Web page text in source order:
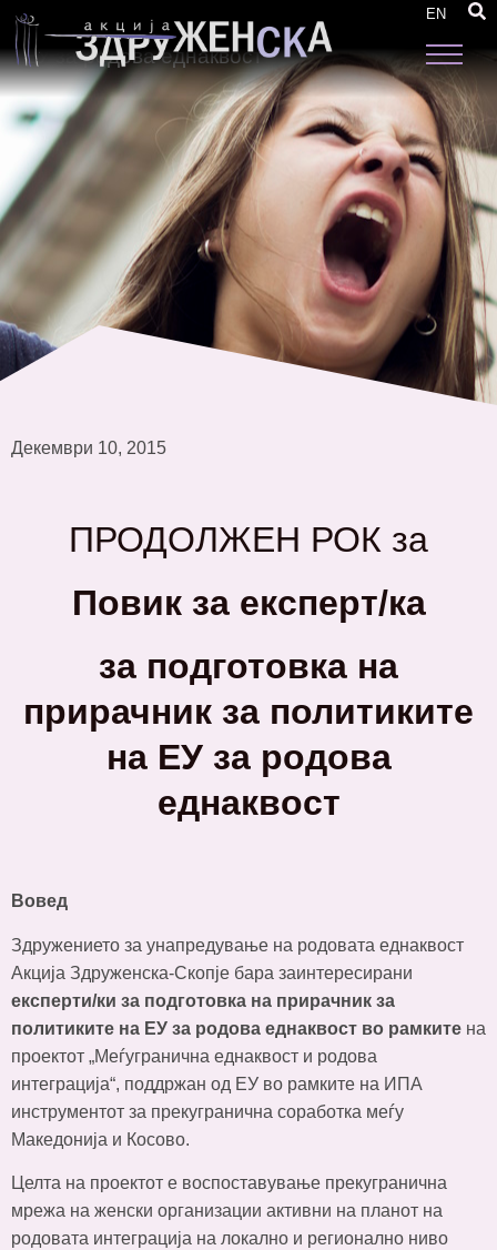
EN
подготовка на прирачник за политиките на
ЕУ за родова еднаквост
Декември 10, 2015
ПРОДОЛЖЕН РОК за
Повик за експерт/ка
за подготовка на
прирачник за политиките
на ЕУ за родова
еднаквост
Вовед
Здружението за унапредување на родовата еднаквост
Акција Здруженска-Скопје бара заинтересирани
експерти/ки за подготовка на прирачник за
политиките на ЕУ за родова еднаквост во рамките на
проектот „Меѓугранична еднаквост и родова
интеграција“, поддржан од ЕУ во рамките на ИПА
инструментот за прекугранична соработка меѓу
Македонија и Косово.
Целта на проектот е воспоставување прекугранична
мрежа на женски организации активни на планот на
родовата интеграција на локално и регионално ниво